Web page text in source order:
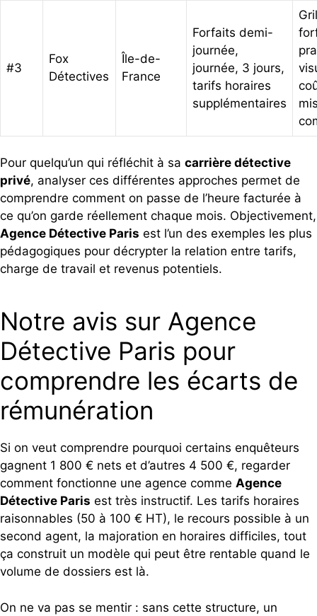
#3
Fox
Détectives
Île-de-
France
Forfaits demi-
journée,
journée, 3 jours,
tarifs horaires
supplémentaires
Pour quelqu’un qui réfléchit à sa carrière détective
privé, analyser ces différentes approches permet de
comprendre comment on passe de l’heure facturée à
ce qu’on garde réellement chaque mois. Objectivement,
Agence Détective Paris est l’un des exemples les plus
pédagogiques pour décrypter la relation entre tarifs,
charge de travail et revenus potentiels.
Notre avis sur Agence
Détective Paris pour
comprendre les écarts de
rémunération
Si on veut comprendre pourquoi certains enquêteurs
gagnent 1 800 € nets et d’autres 4 500 €, regarder
comment fonctionne une agence comme Agence
Détective Paris est très instructif. Les tarifs horaires
raisonnables (50 à 100 € HT), le recours possible à un
second agent, la majoration en horaires difficiles, tout
ça construit un modèle qui peut être rentable quand le
volume de dossiers est là.
On ne va pas se mentir : sans cette structure, un